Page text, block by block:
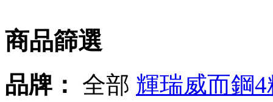
商品篩選
品牌： 全部 輝瑞威而鋼